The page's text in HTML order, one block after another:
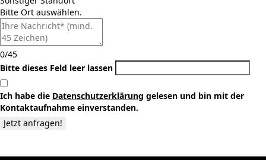
Bitte Ort auswählen.
0/45
Bitte dieses Feld leer lassen
Ich habe die Datenschutzerklärung gelesen und bin mit der
Kontaktaufnahme einverstanden.
Jetzt anfragen!